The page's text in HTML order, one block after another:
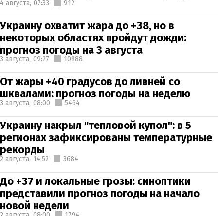
4 августа, 07:33 912
Украину охватит жара до +38, но в
некоторых областях пройдут дожди:
прогноз погоды на 3 августа
3 августа, 09:27 10988
От жары +40 градусов до ливней со
шквалами: прогноз погоды на неделю
3 августа, 08:00 5464
Украину накрыл "тепловой купол": в 5
регионах зафиксированы температурные
рекорды
2 августа, 14:52 3684
До +37 и локальные грозы: синоптики
представили прогноз погоды на начало
новой недели